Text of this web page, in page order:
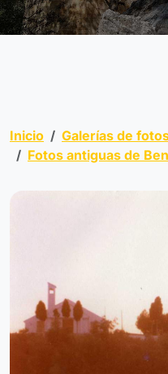
Inicio
Galerías de
Fotos antiguas de